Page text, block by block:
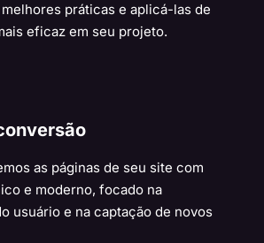
práticas e aplicá-las de
eficaz em seu projeto.
as páginas de seu site com
e moderno, focado na
usuário e na captação de novos